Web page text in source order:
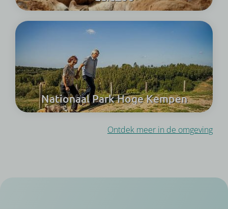
Nationaal Park Hoge Kempen
Ontdek meer in de omgeving